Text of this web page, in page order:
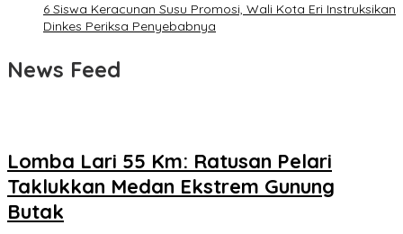
6 Siswa Keracunan Susu Promosi, Wali Kota Eri Instruksikan
Dinkes Periksa Penyebabnya
News Feed
Lomba Lari 55 Km: Ratusan Pelari
Taklukkan Medan Ekstrem Gunung
Butak